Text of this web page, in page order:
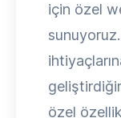
için özel
özel